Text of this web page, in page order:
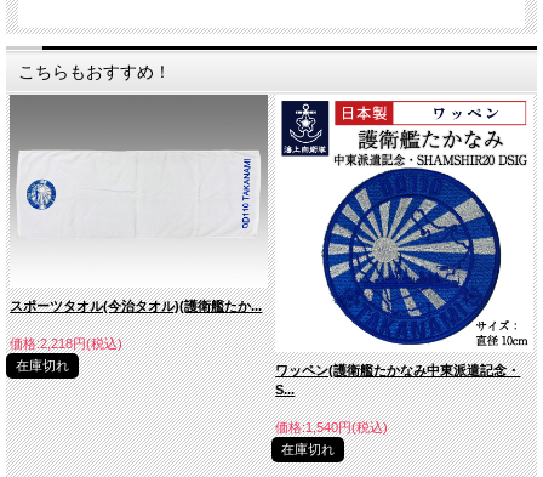
こちらもおすすめ！
スポーツタオル(今治タオル)(護衛艦たか...
価格:2,218円(税込)
在庫切れ
ワッペン(護衛艦たかなみ中東派遣記念・
S...
価格:1,540円(税込)
在庫切れ